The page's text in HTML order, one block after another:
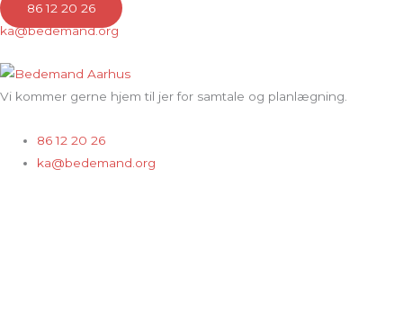
86 12 20 26
ka@bedemand.org
Vi kommer gerne hjem til jer for samtale og planlægning.
86 12 20 26
ka@bedemand.org